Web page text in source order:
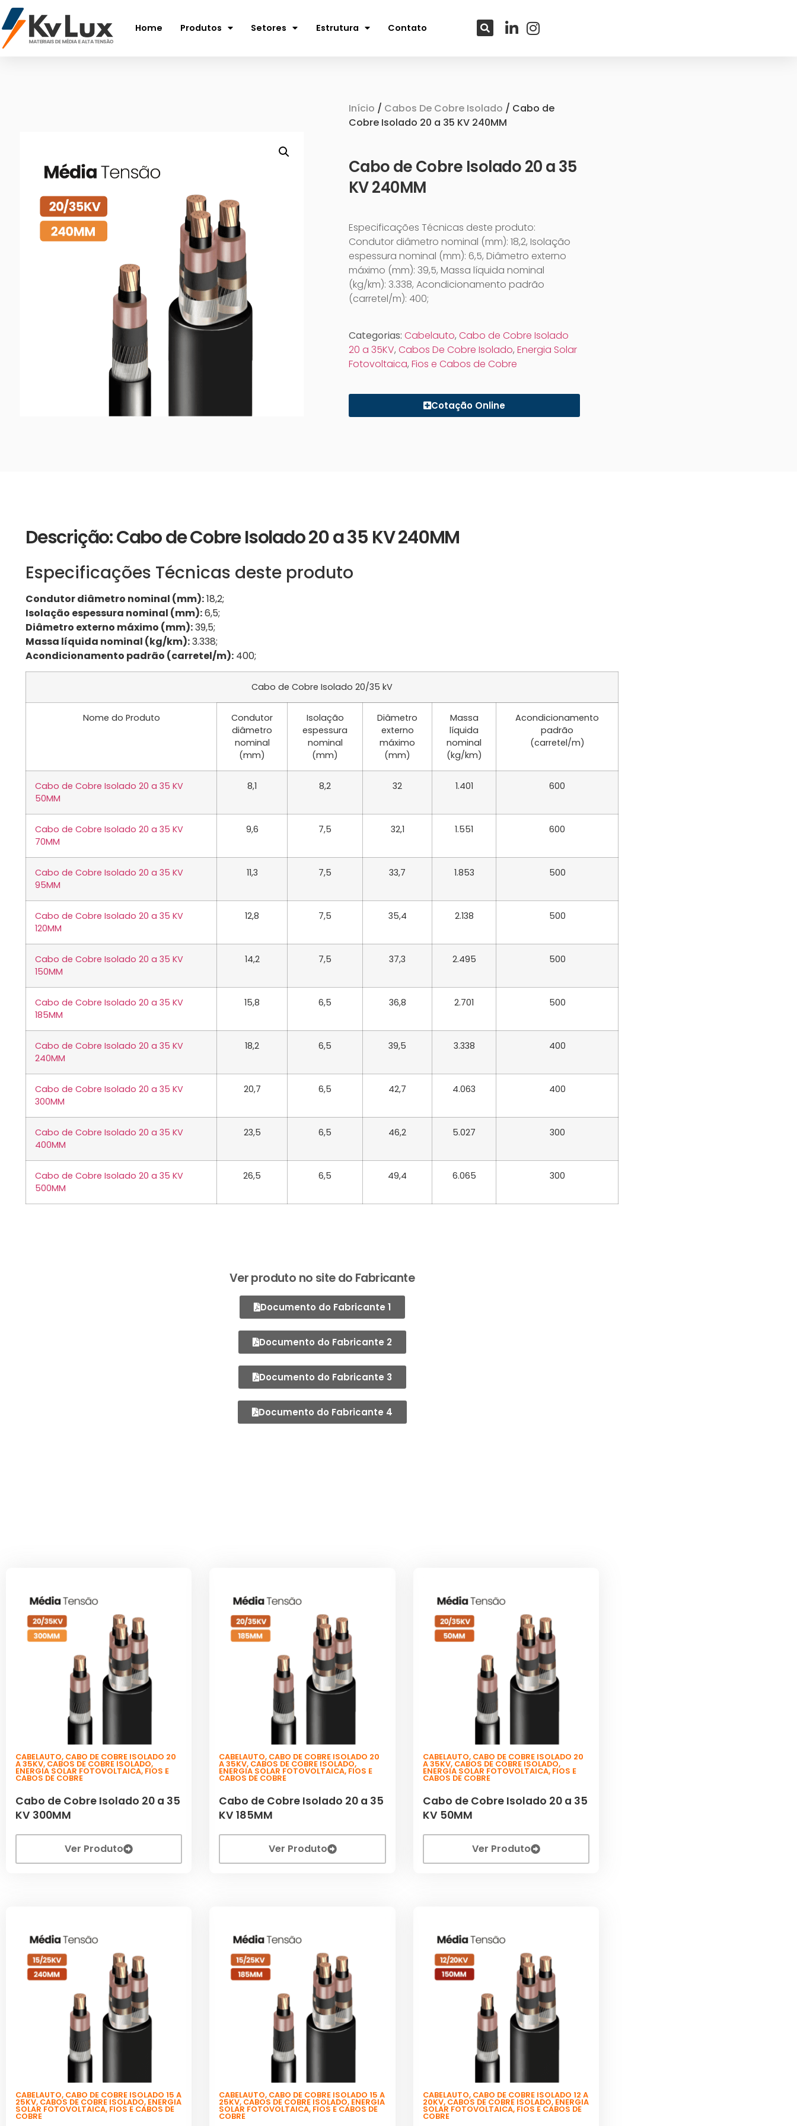
Home Produtos Setores Estrutura Contato
Início / Cabos De Cobre Isolado / Cabo de
Cobre Isolado 20 a 35 KV 240MM
Cabo de Cobre Isolado 20 a 35
KV 240MM
Especificações Técnicas deste produto:
Condutor diâmetro nominal (mm): 18,2, Isolação
espessura nominal (mm): 6,5, Diâmetro externo
máximo (mm): 39,5, Massa líquida nominal
(kg/km): 3.338, Acondicionamento padrão
(carretel/m): 400;
Categorias: Cabelauto, Cabo de Cobre Isolado
20 a 35KV, Cabos De Cobre Isolado, Energia Solar
Fotovoltaica, Fios e Cabos de Cobre
Cotação Online
Descrição: Cabo de Cobre Isolado 20 a 35 KV 240MM
Especificações Técnicas deste produto
Condutor diâmetro nominal (mm):18,2;
Isolação espessura nominal (mm):6,5;
Diâmetro externo máximo (mm):39,5;
Massa líquida nominal (kg/km):3.338;
Acondicionamento padrão (carretel/m): 400;
Cabo de Cobre Isolado 20/35 kV
Nome do Produto
Condutor
diâmetro
nominal
(mm)
Isolação
espessura
nominal
(mm)
Diâmetro
externo
máximo
(mm)
Massa
líquida
nominal
(kg/km)
Acondicionamento
padrão
(carretel/m)
Cabo de Cobre Isolado 20 a 35 KV
50MM
8,1 8,2 32 1.401 600
Cabo de Cobre Isolado 20 a 35 KV
70MM
9,6 7,5 32,1 1.551 600
Cabo de Cobre Isolado 20 a 35 KV
95MM
11,3 7,5 33,7 1.853 500
Cabo de Cobre Isolado 20 a 35 KV
120MM
12,8 7,5 35,4 2.138 500
Cabo de Cobre Isolado 20 a 35 KV
150MM
14,2 7,5 37,3 2.495 500
Cabo de Cobre Isolado 20 a 35 KV
185MM
15,8 6,5 36,8 2.701 500
Cabo de Cobre Isolado 20 a 35 KV
240MM
18,2 6,5 39,5 3.338 400
Cabo de Cobre Isolado 20 a 35 KV
300MM
20,7 6,5 42,7 4.063 400
Cabo de Cobre Isolado 20 a 35 KV
400MM
23,5 6,5 46,2 5.027 300
Cabo de Cobre Isolado 20 a 35 KV
500MM
26,5 6,5 49,4 6.065 300
Ver produto no site do Fabricante
Documento do Fabricante 1
Documento do Fabricante 2
Documento do Fabricante 3
Documento do Fabricante 4
CABELAUTO, CABO DE COBRE ISOLADO 20
A 35KV, CABOS DE COBRE ISOLADO,
ENERGIA SOLAR FOTOVOLTAICA, FIOS E
CABOS DE COBRE
Cabo de Cobre Isolado 20 a 35
KV 300MM
Ver Produto
CABELAUTO, CABO DE COBRE ISOLADO 20
A 35KV, CABOS DE COBRE ISOLADO,
ENERGIA SOLAR FOTOVOLTAICA, FIOS E
CABOS DE COBRE
Cabo de Cobre Isolado 20 a 35
KV 185MM
Ver Produto
CABELAUTO, CABO DE COBRE ISOLADO 20
A 35KV, CABOS DE COBRE ISOLADO,
ENERGIA SOLAR FOTOVOLTAICA, FIOS E
CABOS DE COBRE
Cabo de Cobre Isolado 20 a 35
KV 50MM
Ver Produto
CABELAUTO, CABO DE COBRE ISOLADO 15 A
25KV, CABOS DE COBRE ISOLADO, ENERGIA
SOLAR FOTOVOLTAICA, FIOS E CABOS DE
COBRE
CABELAUTO, CABO DE COBRE ISOLADO 15 A
25KV, CABOS DE COBRE ISOLADO, ENERGIA
SOLAR FOTOVOLTAICA, FIOS E CABOS DE
COBRE
CABELAUTO, CABO DE COBRE ISOLADO 12 A
20KV, CABOS DE COBRE ISOLADO, ENERGIA
SOLAR FOTOVOLTAICA, FIOS E CABOS DE
COBRE